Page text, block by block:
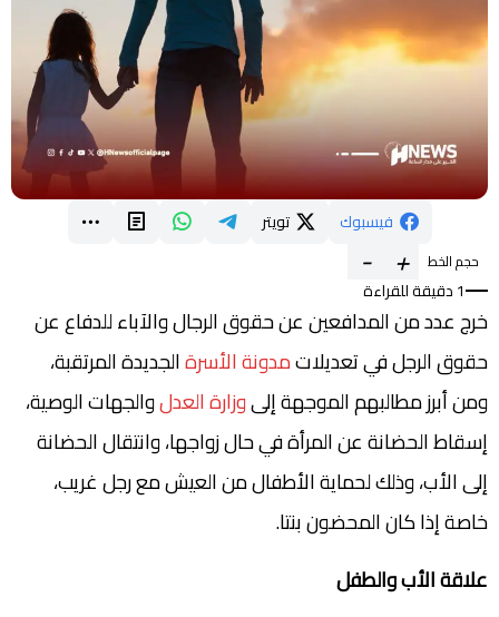
فيسبوك تويتر
حجم الخط +
-
1 دقيقة للقراءة
خرج عدد من المدافعين عن حقوق الرجال والآباء للدفاع عن
حقوق الرجل في تعديلاتمدونة الأسرةالجديدة المرتقبة،
ومن أبرز مطالبهم الموجهة إلىوزارة العدلوالجهات الوصية،
إسقاط الحضانة عن المرأة في حال زواجها، وانتقال الحضانة
إلى الأب، وذلك لحماية الأطفال من العيش مع رجل غريب،
خاصة إذا كان المحضون بنتا.
علاقة الأب والطفل